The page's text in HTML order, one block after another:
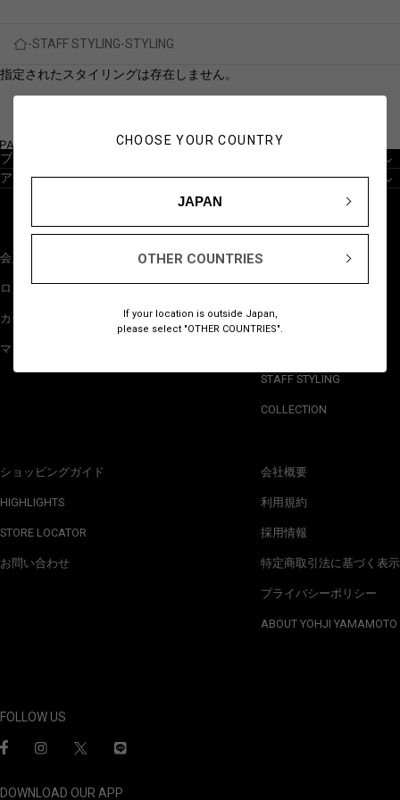
CHOOSE YOUR COUNTRY
JAPAN
OTHER COUNTRIES
If your location is outside Japan,
please select "OTHER COUNTRIES".
STAFF STYLING STYLING
指定されたスタイリングは存在しません。
ブランドから探す
アイテムから探す
会員登録
ログイン
カート
マイページ
ショッピングガイド
HIGHLIGHTS
STORE LOCATOR
お問い合わせ
NEW
BESTSELLERS
GIFTS
STAFF STYLING
COLLECTION
会社概要
利用規約
採用情報
特定商取引法に基づく表示
プライバシーポリシー
ABOUT YOHJI YAMAMOTO
FOLLOW US
DOWNLOAD OUR APP